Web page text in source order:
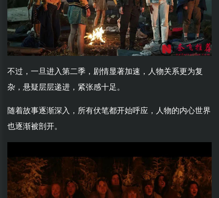
不过，一旦进入第二季，剧情显著加速，人物关系更为复
杂，悬疑层层递进，紧张感十足。
随着故事逐渐深入，所有伏笔都开始呼应，人物的内心世界
也逐渐被剖开。